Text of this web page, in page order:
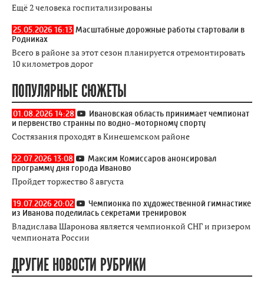
Ещё 2 человека госпитализированы
25.05.2026 16:13 Масштабные дорожные работы стартовали в
Родниках
Всего в районе за этот сезон планируется отремонтировать
10 километров дорог
ПОПУЛЯРНЫЕ СЮЖЕТЫ
01.08.2026 14:28
Ивановская область принимает чемпионат
и первенство странны по водно-моторному спорту
Состязания проходят в Кинешемском районе
22.07.2026 13:08
Максим Комиссаров анонсировал
программу дня города Иваново
Пройдет торжество 8 августа
19.07.2026 20:02
Чемпионка по художественной гимнастике
из Иванова поделилась секретами тренировок
Владислава Шаронова является чемпионкой СНГ и призером
чемпионата России
ДРУГИЕ НОВОСТИ РУБРИКИ